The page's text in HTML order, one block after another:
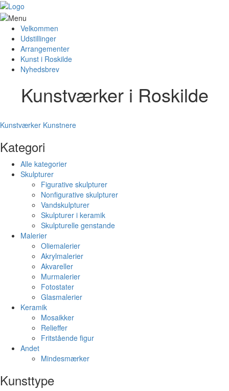
Velkommen
Udstillinger
Arrangementer
Kunst i Roskilde
Nyhedsbrev
Kunstværker i Roskilde
Kunstværker Kunstnere
Kategori
Alle kategorier
Skulpturer
Figurative skulpturer
Nonfigurative skulpturer
Vandskulpturer
Skulpturer i keramik
Skulpturelle genstande
Malerier
Oliemalerier
Akrylmalerier
Akvareller
Murmalerier
Fotostater
Glasmalerier
Keramik
Mosaikker
Relieffer
Fritstående figur
Andet
Mindesmærker
Kunsttype